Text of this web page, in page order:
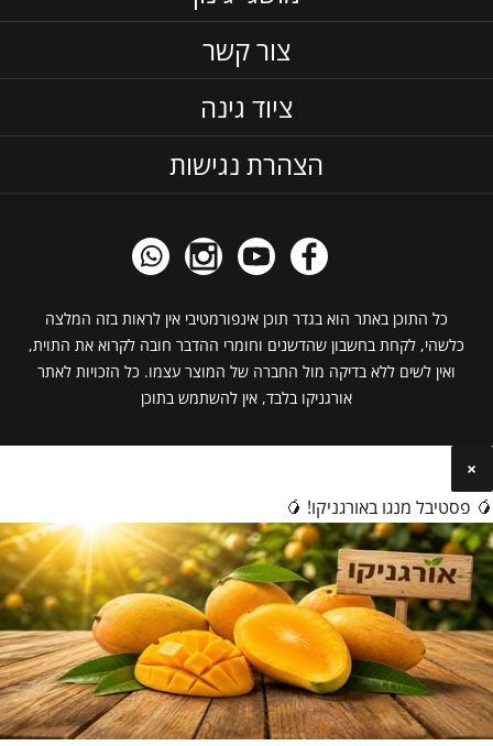
צור קשר
ציוד גינה
הצהרת נגישות
כל התוכן באתר הוא בגדר תוכן אינפורמטיבי אין לראות בזה המלצה
כלשהי, לקחת בחשבון שהדשנים וחומרי ההדבר חובה לקרוא את התוית,
ואין לשים ללא בדיקה מול החברה של המוצר עצמו. כל הזכויות לאתר
אורגניקו בלבד, אין להשתמש בתוכן
×
🥭 פסטיבל מנגו באורגניקו! 🥭